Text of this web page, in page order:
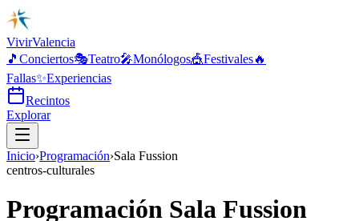
VivirValencia
🎵 Conciertos🎭Teatro🎤Monólogos🎪Festivales🔥
Fallas✨Experiencias
Recintos
Explorar
Inicio›Programación›Sala Fussion
centros-culturales
Programación Sala Fussion